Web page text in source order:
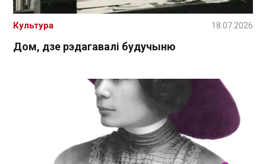
Дом, дзе рэдагавалі будучыню
Культура 18.07.2026